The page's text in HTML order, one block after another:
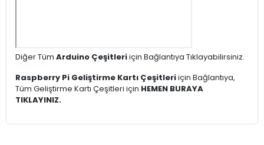
Diğer Tüm Arduino Çeşitleriiçin Bağlantıya Tıklayabilirsiniz.
Raspberry Pi Geliştirme Kartı Çeşitleriiçin Bağlantıya,
Tüm Geliştirme Kartı Çeşitleri için HEMEN BURAYA
TIKLAYINIZ.